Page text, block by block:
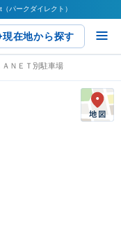
パークダイレクト）
現在地から探す
ＡＮＥＴ別駐車場